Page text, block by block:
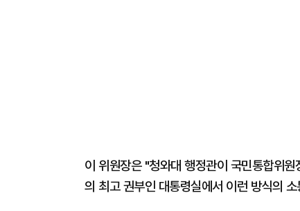
이 위원장은 "청와대 행정관이 국민통합위
의 최고 권부인 대통령실에서 이런 방식의